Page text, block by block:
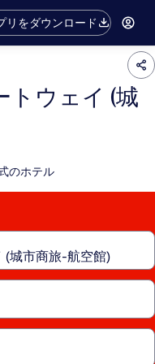
リをダウンロード
トウェイ (城
のホテル